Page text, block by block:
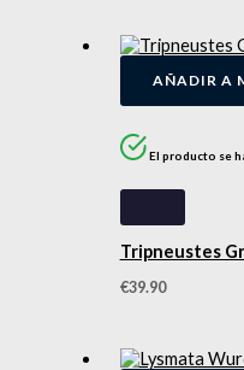
AÑADIR A
El producto se
Tripneustes
€39.90